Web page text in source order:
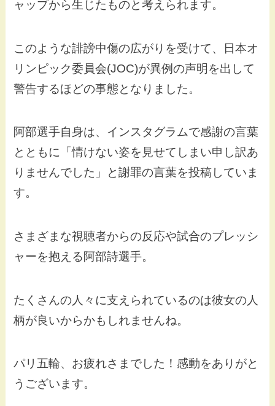
ャップから生じたものと考えられます。
このような誹謗中傷の広がりを受けて、日本オ
リンピック委員会(JOC)が異例の声明を出して
警告するほどの事態となりました。
阿部選手自身は、インスタグラムで感謝の言葉
とともに「情けない姿を見せてしまい申し訳あ
りませんでした」と謝罪の言葉を投稿していま
す。
さまざまな視聴者からの反応や試合のプレッシ
ャーを抱える阿部詩選手。
たくさんの人々に支えられているのは彼女の人
柄が良いからかもしれませんね。
パリ五輪、お疲れさまでした！感動をありがと
うございます。